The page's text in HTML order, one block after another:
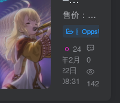
日本区
SALLA.R
Cover
Collection
Vol.1【
／
16bit】
售价：2307日元 购买链接：https://ototoy.jp/_/default/p/562179
〖OppsUplus
24
年2月
22日
08:31
0
142